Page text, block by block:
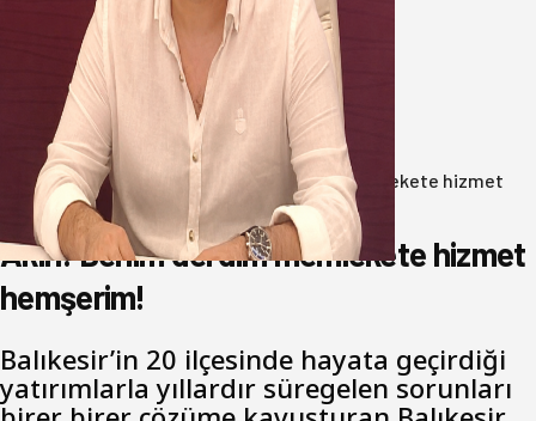
Oğuzbeyi’nden Balıkesirspor
yönetimine cevap : Herkes kendine
yakışanı yapar, buluttan nem
kapmayın!
07 Ağustos 2026
Anasayfa/ Gündem/
Akın: Benim derdim memlekete hizmet
hemşerim!
Akın: Benim derdim memlekete hizmet
hemşerim!
Balıkesir’in 20 ilçesinde hayata geçirdiği
yatırımlarla yıllardır süregelen sorunları